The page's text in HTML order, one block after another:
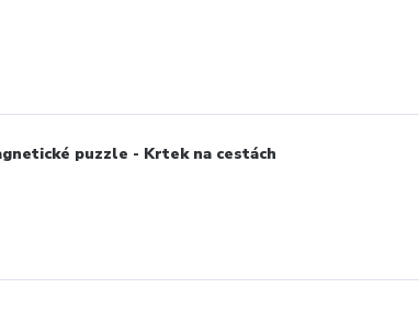
puzzle - Krtek na cestách